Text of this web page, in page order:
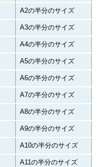
A2の半分のサイズ
A3の半分のサイズ
A4の半分のサイズ
A5の半分のサイズ
A6の半分のサイズ
A7の半分のサイズ
A8の半分のサイズ
A9の半分のサイズ
A10の半分のサイズ
A11の半分のサイズ